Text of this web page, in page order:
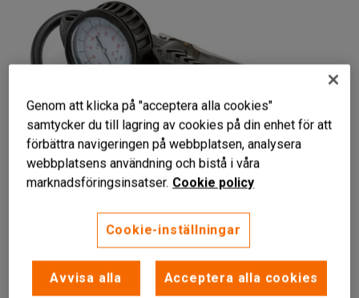
Fylla däck
Genom att klicka på "acceptera alla cookies"
samtycker du till lagring av cookies på din enhet för att
förbättra navigeringen på webbplatsen, analysera
webbplatsens användning och bistå i våra
marknadsföringsinsatser. Cookie policy
Cookie-inställningar
Avvisa alla Acceptera alla cookies